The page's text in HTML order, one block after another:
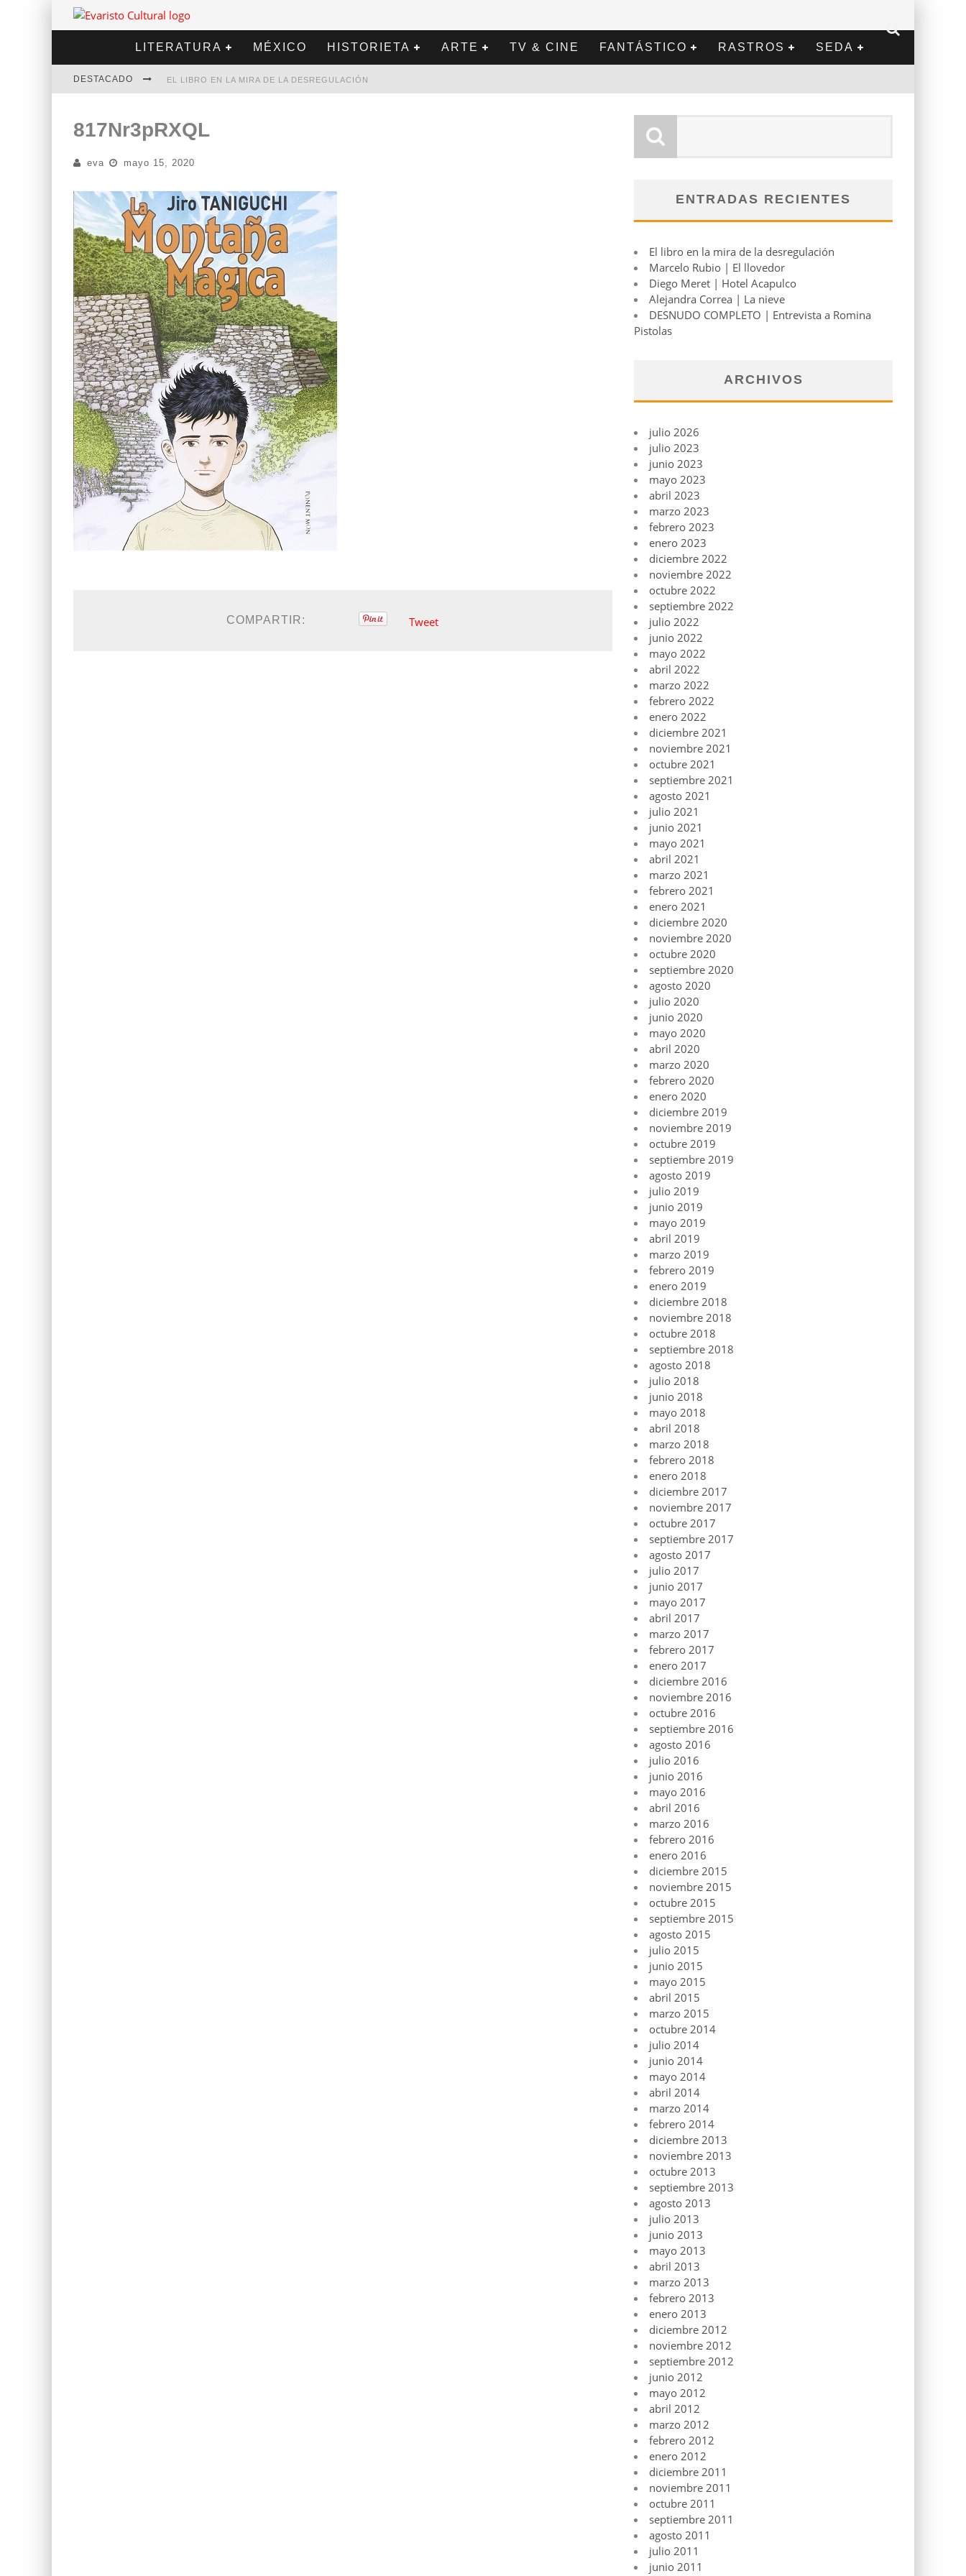
LITERATURA MÉXICO HISTORIETA ARTE TV & CINE FANTÁSTICO RASTROS SEDA
DESTACADO EL LIBRO EN LA MIRA DE LA DESREGULACIÓN
DIEGO MERET | HOTEL ACAPULCO
ALEJANDRA CORREA | LA NIEVE
817Nr3pRXQL
eva mayo 15, 2020
COMPARTIR: Tweet
ENTRADAS RECIENTES
El libro en la mira de la desregulación
Marcelo Rubio | El llovedor
Diego Meret | Hotel Acapulco
Alejandra Correa | La nieve
DESNUDO COMPLETO | Entrevista a Romina
Pistolas
ARCHIVOS
julio 2026
julio 2023
junio 2023
mayo 2023
abril 2023
marzo 2023
febrero 2023
enero 2023
diciembre 2022
noviembre 2022
octubre 2022
septiembre 2022
julio 2022
junio 2022
mayo 2022
abril 2022
marzo 2022
febrero 2022
enero 2022
diciembre 2021
noviembre 2021
octubre 2021
septiembre 2021
agosto 2021
julio 2021
junio 2021
mayo 2021
abril 2021
marzo 2021
febrero 2021
enero 2021
diciembre 2020
noviembre 2020
octubre 2020
septiembre 2020
agosto 2020
julio 2020
junio 2020
mayo 2020
abril 2020
marzo 2020
febrero 2020
enero 2020
diciembre 2019
noviembre 2019
octubre 2019
septiembre 2019
agosto 2019
julio 2019
junio 2019
mayo 2019
abril 2019
marzo 2019
febrero 2019
enero 2019
diciembre 2018
noviembre 2018
octubre 2018
septiembre 2018
agosto 2018
julio 2018
junio 2018
mayo 2018
abril 2018
marzo 2018
febrero 2018
enero 2018
diciembre 2017
noviembre 2017
octubre 2017
septiembre 2017
agosto 2017
julio 2017
junio 2017
mayo 2017
abril 2017
marzo 2017
febrero 2017
enero 2017
diciembre 2016
noviembre 2016
octubre 2016
septiembre 2016
agosto 2016
julio 2016
junio 2016
mayo 2016
abril 2016
marzo 2016
febrero 2016
enero 2016
diciembre 2015
noviembre 2015
octubre 2015
septiembre 2015
agosto 2015
julio 2015
junio 2015
mayo 2015
abril 2015
marzo 2015
octubre 2014
julio 2014
junio 2014
mayo 2014
abril 2014
marzo 2014
febrero 2014
diciembre 2013
noviembre 2013
octubre 2013
septiembre 2013
agosto 2013
julio 2013
junio 2013
mayo 2013
abril 2013
marzo 2013
febrero 2013
enero 2013
diciembre 2012
noviembre 2012
septiembre 2012
junio 2012
mayo 2012
abril 2012
marzo 2012
febrero 2012
enero 2012
diciembre 2011
noviembre 2011
octubre 2011
septiembre 2011
agosto 2011
julio 2011
junio 2011